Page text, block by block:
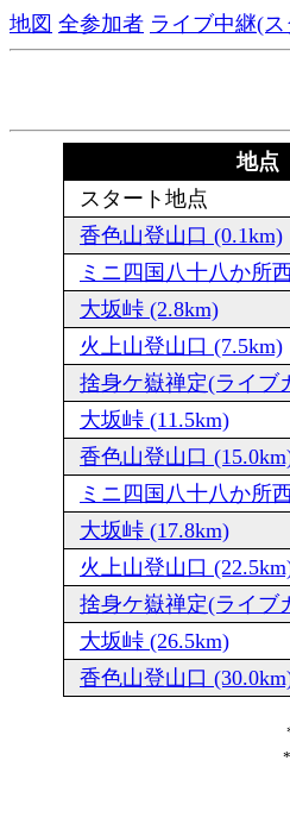
地図 全参加者 ライブ中継(
地点
スタート地点
香色山登山口 (0.1km)
ミニ四国八十八か所
大坂峠 (2.8km)
火上山登山口 (7.5km)
捨身ケ嶽禅定(ライブ
大坂峠 (11.5km)
香色山登山口
ミニ四国八十八か所
大坂峠 (17.8km)
火上山登山口
捨身ケ嶽禅定(ライブ
大坂峠 (26.5km)
香色山登山口